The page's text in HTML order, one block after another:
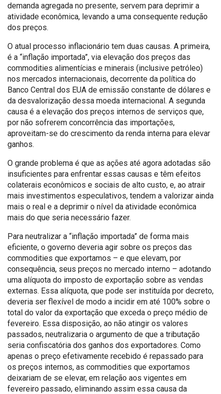
demanda agregada no presente, servem para deprimir a
atividade econômica, levando a uma consequente redução
dos preços.
O atual processo inflacionário tem duas causas. A primeira,
é a “inflação importada”, via elevação dos preços das
commodities alimentícias e minerais (inclusive petróleo)
nos mercados internacionais, decorrente da política do
Banco Central dos EUA de emissão constante de dólares e
da desvalorização dessa moeda internacional. A segunda
causa é a elevação dos preços internos de serviços que,
por não sofrerem concorrência das importações,
aproveitam-se do crescimento da renda interna para elevar
ganhos.
O grande problema é que as ações até agora adotadas são
insuficientes para enfrentar essas causas e têm efeitos
colaterais econômicos e sociais de alto custo, e, ao atrair
mais investimentos especulativos, tendem a valorizar ainda
mais o real e a deprimir o nível da atividade econômica
mais do que seria necessário fazer.
Para neutralizar a “inflação importada” de forma mais
eficiente, o governo deveria agir sobre os preços das
commodities que exportamos – e que elevam, por
consequência, seus preços no mercado interno – adotando
uma alíquota do imposto de exportação sobre as vendas
externas. Essa alíquota, que pode ser instituída por decreto,
deveria ser flexível de modo a incidir em até 100% sobre o
total do valor da exportação que exceda o preço médio de
fevereiro. Essa disposição, ao não atingir os valores
passados, neutralizaria o argumento de que a tributação
seria confiscatória dos ganhos dos exportadores. Como
apenas o preço efetivamente recebido é repassado para
os preços internos, as commodities que exportamos
deixariam de se elevar, em relação aos vigentes em
fevereiro passado, eliminando assim essa causa da